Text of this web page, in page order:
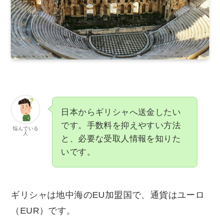
悩んでいる
人
日本からギリシャへ送金したい
です。手数料を抑えやすい方法
と、必要な受取人情報を知りた
いです。
ギリシャは地中海のEU加盟国で、通貨はユーロ
（EUR）です。